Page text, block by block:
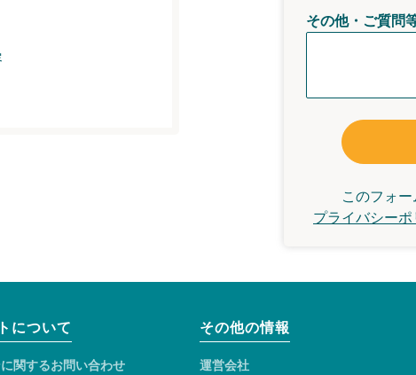
その他・ご質問
このフォー
プライバシーポ
について
関するお問い合わせ
その他の情報
運営会社